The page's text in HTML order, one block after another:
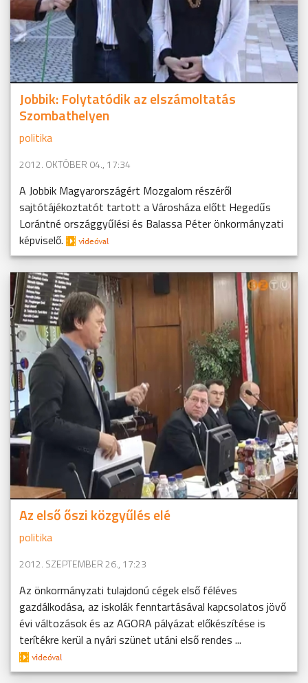
Jobbik: Folytatódik az elszámoltatás
Szombathelyen
politika
2012. OKTÓBER 04., 17:34
A Jobbik Magyarországért Mozgalom részéről
sajtótájékoztatót tartott a Városháza előtt Hegedűs
Lorántné országgyűlési és Balassa Péter önkormányzati
képviselő.
Az első őszi közgyűlés elé
politika
2012. SZEPTEMBER 26., 17:23
Az önkormányzati tulajdonú cégek első féléves
gazdálkodása, az iskolák fenntartásával kapcsolatos jövő
évi változások és az AGORA pályázat előkészítése is
terítékre kerül a nyári szünet utáni első rendes ...